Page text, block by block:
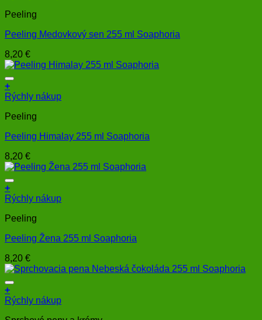
Peeling
Peeling Medovkový sen 255 ml Soaphoria
8,20 €
+
Rýchly nákup
Peeling
Peeling Himalay 255 ml Soaphoria
8,20 €
+
Rýchly nákup
Peeling
Peeling Žena 255 ml Soaphoria
8,20 €
+
Rýchly nákup